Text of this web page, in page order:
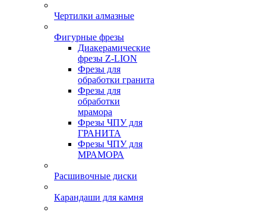
Чертилки алмазные
Фигурные фрезы
Диакерамические
фрезы Z-LION
Фрезы для
обработки гранита
Фрезы для
обработки
мрамора
Фрезы ЧПУ для
ГРАНИТА
Фрезы ЧПУ для
МРАМОРА
Расшивочные диски
Карандаши для камня